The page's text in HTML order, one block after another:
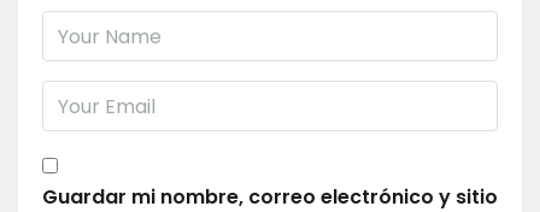
Guardar mi nombre, correo electrónico y sitio